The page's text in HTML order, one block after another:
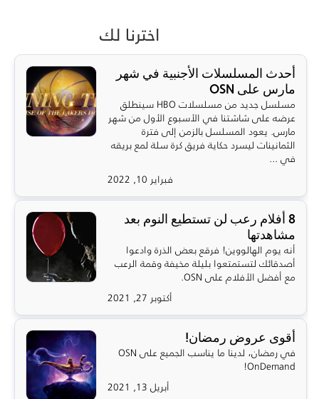
اخترنا لك
أحدث المسلسلات الأجنبية في شهر
مارس على OSN
مسلسل جديد من مسلسلات HBO سينطلق
عرضه على شاشتنا في الأسبوع الأول من شهر
مارس. يعود المسلسل بالزمن إلى فترة
الثمانينات ليسرد حكاية فريق كرة سلة لمع بريقه
في ...
فبراير 10, 2022
8 أفلام رعب لن تستطيع النوم بعد
مشاهدتها
أنه يوم الهالووين! فرقع بعض الذرة وادعوا
أصدقائك لتستمتعوا بليلة مخيفة وقمة الرعب
مع أفضل الأفلام على OSN.
أكتوبر 27, 2021
أقوى عروض رمضان!
في رمضان، لدينا ما يناسب الجميع على OSN
OnDemand!
أبريل 13, 2021